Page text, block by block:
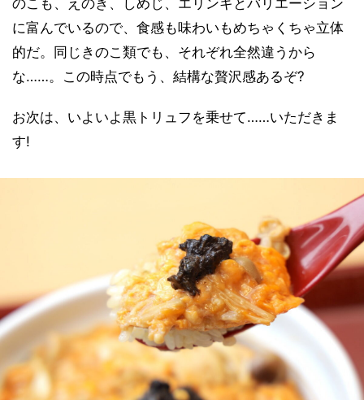
に富んでいるので、食感も味わいもめちゃくちゃ立体
的だ。同じきのこ類でも、それぞれ全然違うから
な……。この時点でもう、結構な贅沢感あるぞ?
お次は、いよいよ黒トリュフを乗せて……いただきま
す!